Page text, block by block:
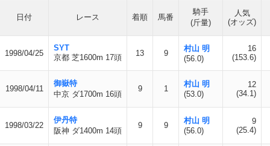
日付 レース 着順 馬番
騎手
(斤量)
人気
(オッズ)
1998/04/25
SYT
京都 芝1600m 17頭
13 9
村山 明
(56.0)
16
(153.6)
1998/04/11
御嶽特
中京 ダ1700m 16頭
9 1
村山 明
(53.0)
12
(34.1)
1998/03/22
伊丹特
阪神 ダ1400m 14頭
9 9
村山 明
(56.0)
9
(25.4)